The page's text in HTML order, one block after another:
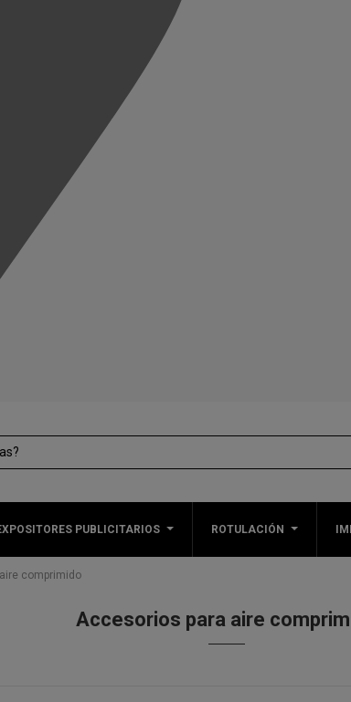
PUBLICITARIOS ROTULACIÓN
comprimido
Accesorios para aire